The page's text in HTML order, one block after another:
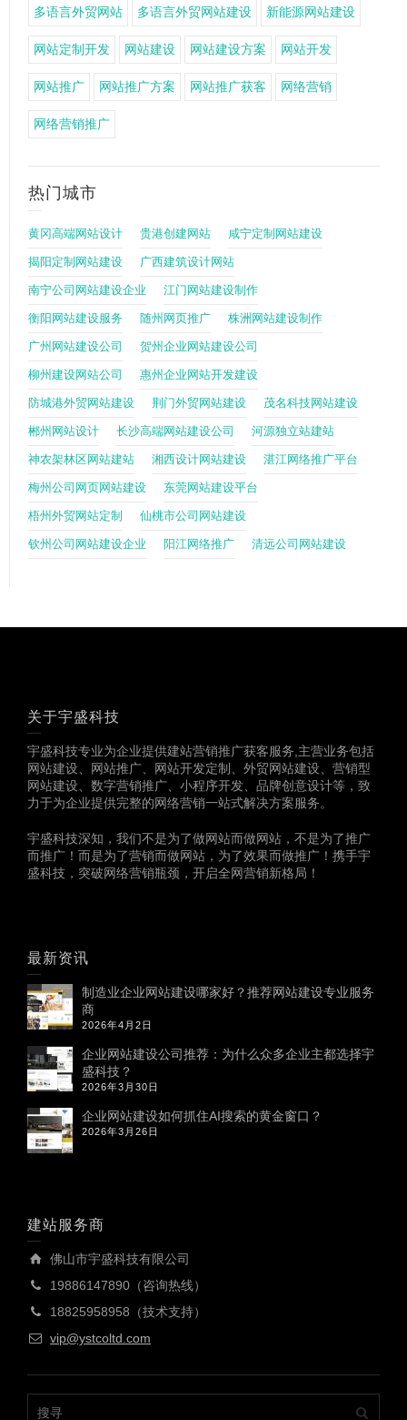
多语言外贸网站 多语言外贸网站建设 新能源网站建设
网站定制开发 网站建设 网站建设方案 网站开发
网站推广 网站推广方案 网站推广获客 网络营销
网络营销推广
热门城市
黄冈高端网站设计 贵港创建网站 咸宁定制网站建设
揭阳定制网站建设 广西建筑设计网站
南宁公司网站建设企业 江门网站建设制作
衡阳网站建设服务 随州网页推广 株洲网站建设制作
广州网站建设公司 贺州企业网站建设公司
柳州建设网站公司 惠州企业网站开发建设
防城港外贸网站建设 荆门外贸网站建设 茂名科技网站建设
郴州网站设计 长沙高端网站建设公司 河源独立站建站
神农架林区网站建站 湘西设计网站建设 湛江网络推广平台
梅州公司网页网站建设 东莞网站建设平台
梧州外贸网站定制 仙桃市公司网站建设
钦州公司网站建设企业 阳江网络推广 清远公司网站建设
关于宇盛科技
宇盛科技专业为企业提供建站营销推广获客服务,主营业务包括
网站建设、网站推广、网站开发定制、外贸网站建设、营销型
网站建设、数字营销推广、小程序开发、品牌创意设计等，致
力于为企业提供完整的网络营销一站式解决方案服务。
宇盛科技深知，我们不是为了做网站而做网站，不是为了推广
而推广！而是为了营销而做网站，为了效果而做推广！携手宇
盛科技，突破网络营销瓶颈，开启全网营销新格局！
最新资讯
制造业企业网站建设哪家好？推荐网站建设专业服务
商
2026年4月2日
企业网站建设公司推荐：为什么众多企业主都选择宇
盛科技？
2026年3月30日
企业网站建设如何抓住AI搜索的黄金窗口？
2026年3月26日
建站服务商
佛山市宇盛科技有限公司
19886147890（咨询热线）
18825958958（技术支持）
vip@ystcoltd.com